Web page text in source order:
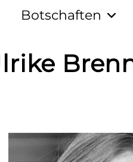
Botschaften